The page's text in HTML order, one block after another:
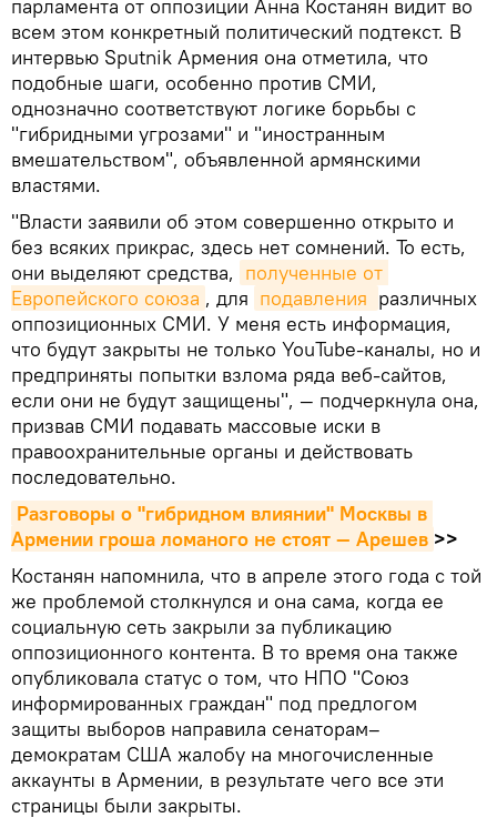
парламента от оппозиции Анна Костанян видит во
всем этом конкретный политический подтекст. В
интервью Sputnik Армения она отметила, что
подобные шаги, особенно против СМИ,
однозначно соответствуют логике борьбы с
"гибридными угрозами" и "иностранным
вмешательством", объявленной армянскими
властями.
"Власти заявили об этом совершенно открыто и
без всяких прикрас, здесь нет сомнений. То есть,
они выделяют средства, полученные от
Европейского союза , для подавления различных
оппозиционных СМИ. У меня есть информация,
что будут закрыты не только YouTube-каналы, но и
предприняты попытки взлома ряда веб-сайтов,
если они не будут защищены", — подчеркнула она,
призвав СМИ подавать массовые иски в
правоохранительные органы и действовать
последовательно.
Разговоры о "гибридном влиянии" Москвы в
Армении гроша ломаного не стоят — Арешев >>
Костанян напомнила, что в апреле этого года с той
же проблемой столкнулся и она сама, когда ее
социальную сеть закрыли за публикацию
оппозиционного контента. В то время она также
опубликовала статус о том, что НПО "Союз
информированных граждан" под предлогом
защиты выборов направила сенаторам–
демократам США жалобу на многочисленные
аккаунты в Армении, в результате чего все эти
страницы были закрыты.